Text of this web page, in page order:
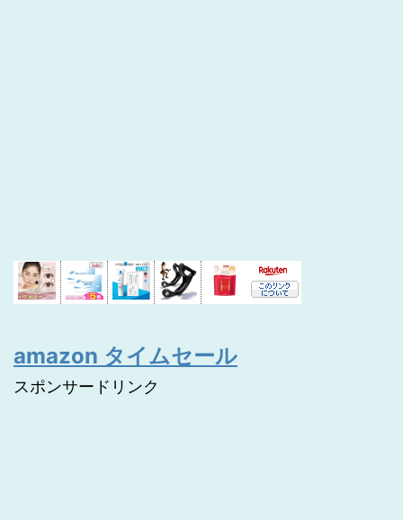
amazon タイムセール
スポンサードリンク